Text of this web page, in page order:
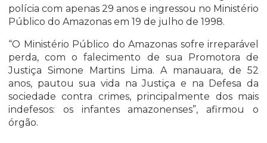
polícia com apenas 29 anos e ingressou no Ministério
Público do Amazonas em 19 de julho de 1998.
“O Ministério Público do Amazonas sofre irreparável
perda, com o falecimento de sua Promotora de
Justiça Simone Martins Lima. A manauara, de 52
anos, pautou sua vida na Justiça e na Defesa da
sociedade contra crimes, principalmente dos mais
indefesos: os infantes amazonenses”, afirmou o
órgão.